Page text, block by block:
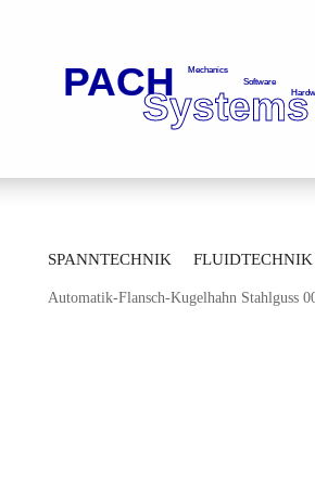
SPANNTECHNIK FLUIDTECHNIK
MESSTECHNIK LAGERTECHNIK
»
Automatik-Flansch-Kugelhahn Stahlguss